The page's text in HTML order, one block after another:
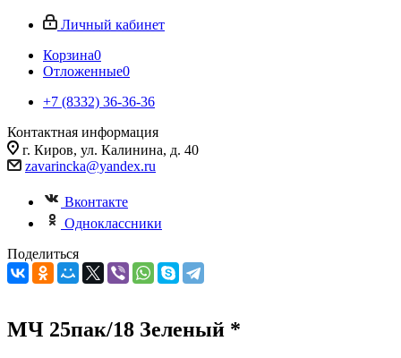
Личный кабинет
Корзина0
Отложенные0
+7 (8332) 36-36-36
Контактная информация
г. Киров, ул. Калинина, д. 40
zavarincka@yandex.ru
Вконтакте
Одноклассники
Поделиться
МЧ 25пак/18 Зеленый *